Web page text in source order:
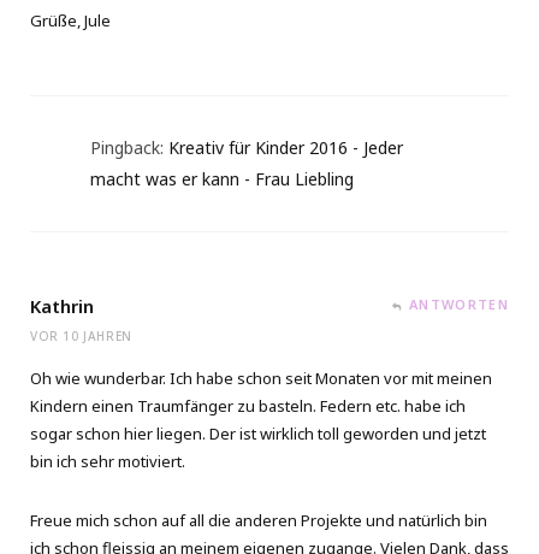
Grüße, Jule
Pingback: Kreativ für Kinder 2016 - Jeder
macht was er kann - Frau Liebling
Kathrin
VOR 10 JAHREN
ANTWORTEN
Oh wie wunderbar. Ich habe schon seit Monaten vor mit meinen
Kindern einen Traumfänger zu basteln. Federn etc. habe ich
sogar schon hier liegen. Der ist wirklich toll geworden und jetzt
bin ich sehr motiviert.
Freue mich schon auf all die anderen Projekte und natürlich bin
ich schon fleissig an meinem eigenen zugange. Vielen Dank, dass